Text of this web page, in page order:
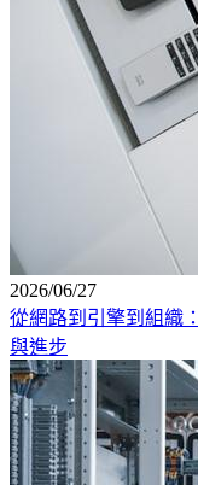
2026/06/27
從網路到引擎到組織
與進步